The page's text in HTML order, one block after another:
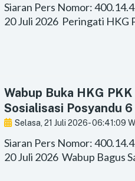
Siaran Pers Nomor:
20 Juli 2026 Peringati HKG
Wabup Buka HKG
Sosialisasi Posyandu 6
Selasa, 21 Juli 2026- 06:41:09
Siaran Pers Nomor:
20 Juli 2026 Wabup Bagus